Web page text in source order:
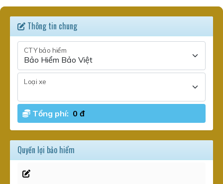
Thông tin chung
CTY bảo hiểm
Loại xe
Tổng phí: 0 đ
Quyền lợi bảo hiểm